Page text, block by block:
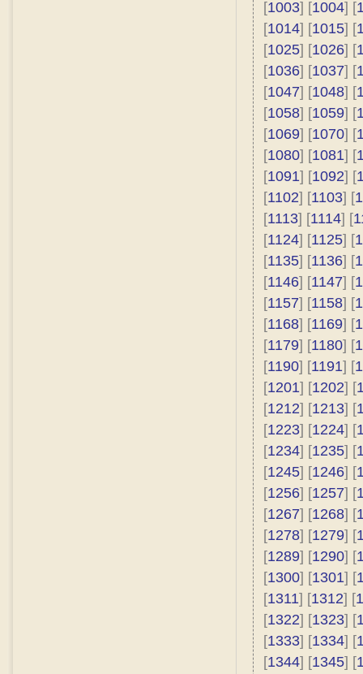
[1003] [1004] [
[1014] [1015] [
[1025] [1026] [
[1036] [1037] [
[1047] [1048] [
[1058] [1059] [
[1069] [1070] [
[1080] [1081] [
[1091] [1092] [
[1102] [1103] [
[1113] [1114] [
[1124] [1125] [
[1135] [1136] [
[1146] [1147] [
[1157] [1158] [
[1168] [1169] [
[1179] [1180] [
[1190] [1191] [
[1201] [1202] [
[1212] [1213] [
[1223] [1224] [
[1234] [1235] [
[1245] [1246] [
[1256] [1257] [
[1267] [1268] [
[1278] [1279] [
[1289] [1290] [
[1300] [1301] [
[1311] [1312] [
[1322] [1323] [
[1333] [1334] [
[1344] [1345] [